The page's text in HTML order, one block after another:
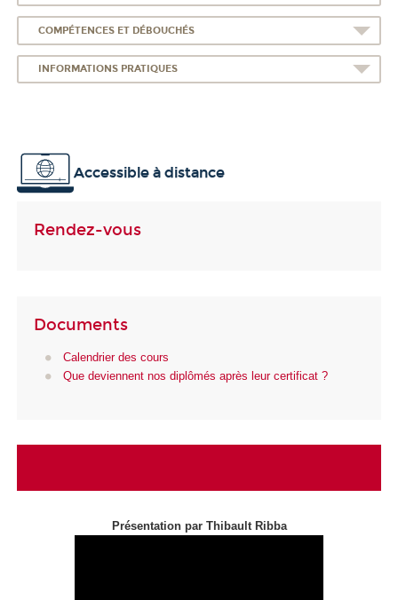
COMPÉTENCES ET DÉBOUCHÉS
INFORMATIONS PRATIQUES
Accessible à distance
Rendez-vous
Documents
Calendrier des cours
Que deviennent nos diplômés après leur certificat ?
Présentation par Thibault Ribba